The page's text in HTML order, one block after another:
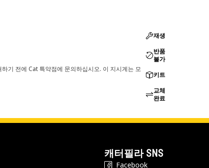
기 전에 Cat 특약점에 문의하십시오. 이 지시계는 모
재생
반품
불가
키트
교체
완료
캐터필라 SNS
Facebook